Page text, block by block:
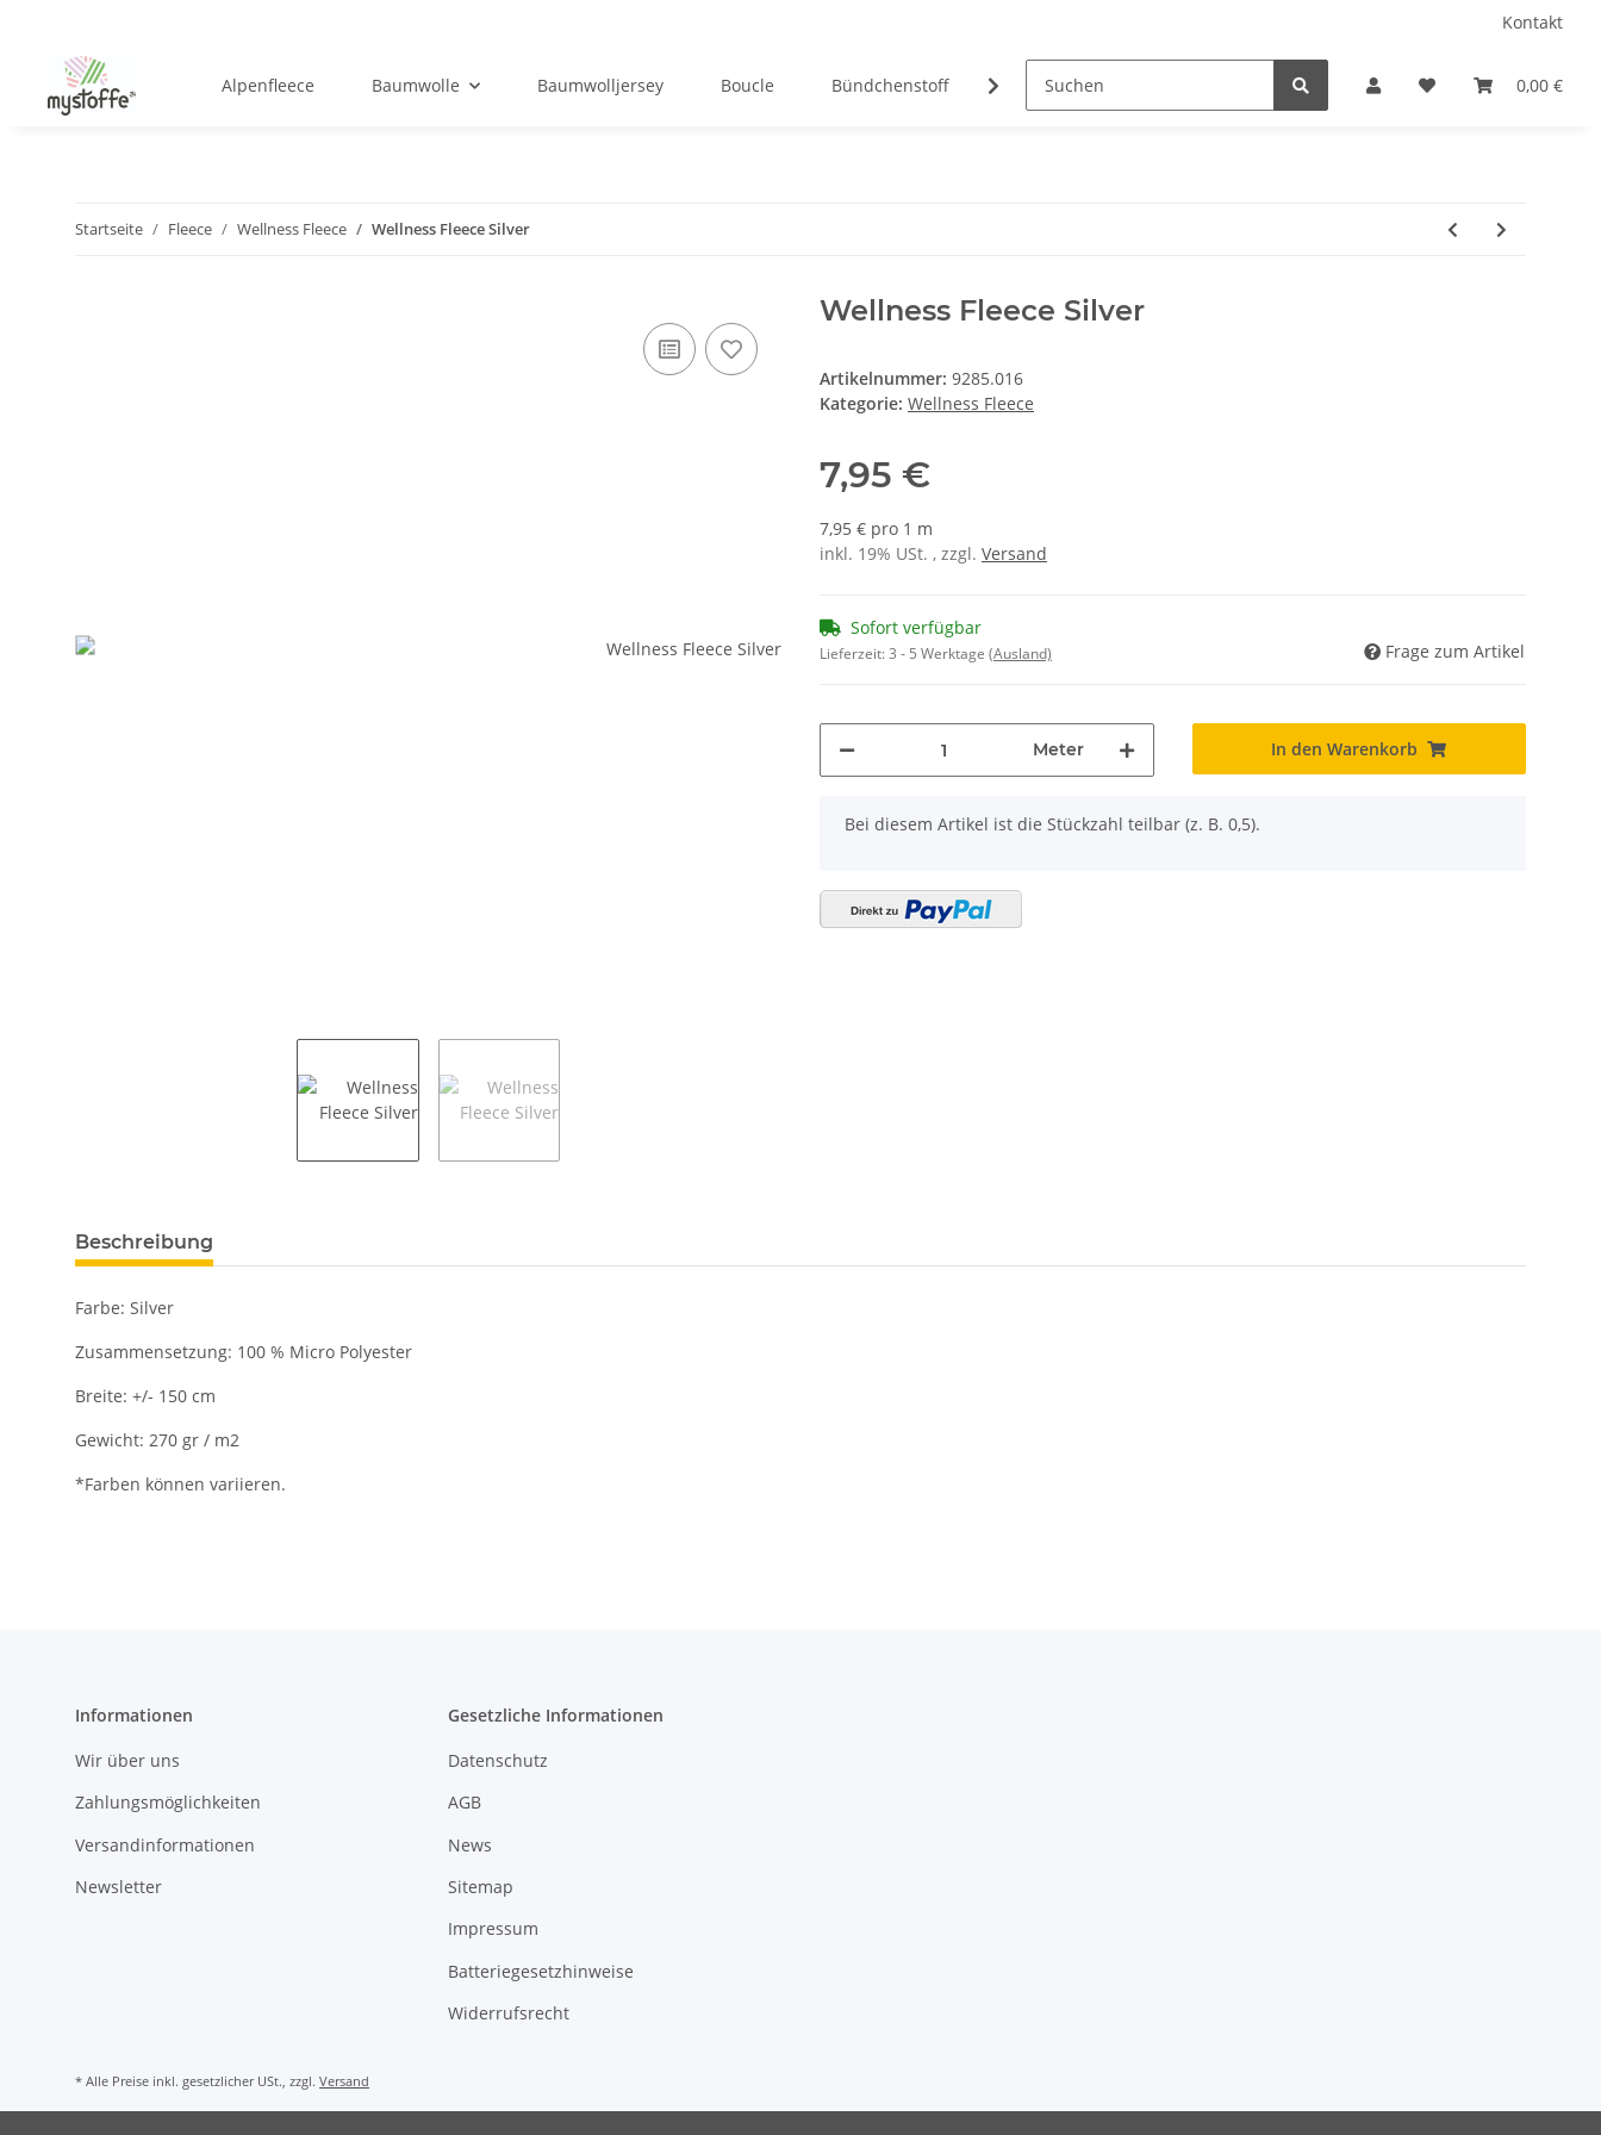
Kontakt
0,00 €
Alpenfleece Baumwolle Baumwolljersey Boucle Bündchenstoff Canvas Fellimitat Tierdruck Filz 3 MM
Startseite Fleece Wellness Fleece Wellness Fleece Silver
Wellness Fleece Silver
Artikelnummer: 9285.016
Kategorie: Wellness Fleece
7,95 €
7,95 € pro 1 m
inkl. 19% USt. , zzgl. Versand
Sofort verfügbar
Lieferzeit:3 - 5 Werktage (Ausland) Frage zum Artikel
Meter In den Warenkorb
x
Bei diesem Artikel ist die Stückzahl teilbar (z. B. 0,5).
Beschreibung
Farbe: Silver
Zusammensetzung: 100 % Micro Polyester
Breite: +/- 150 cm
Gewicht: 270 gr / m2
*Farben können variieren.
Informationen
Wir über uns
Zahlungsmöglichkeiten
Versandinformationen
Newsletter
Gesetzliche Informationen
Datenschutz
AGB
News
Sitemap
Impressum
Batteriegesetzhinweise
Widerrufsrecht
* Alle Preise inkl. gesetzlicher USt., zzgl. Versand